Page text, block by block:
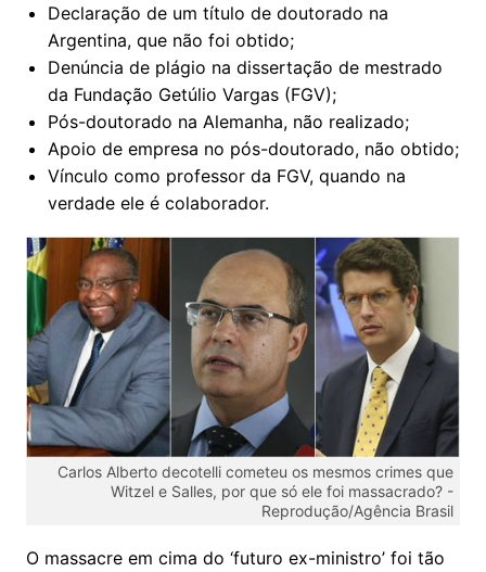
Declaração de um título de doutorado na
Argentina, que não foi obtido;
Denúncia de plágio na dissertação de mestrado
da Fundação Getúlio Vargas (FGV);
Pós-doutorado na Alemanha, não realizado;
Apoio de empresa no pós-doutorado, não obtido;
Vínculo como professor da FGV, quando na
verdade ele é colaborador.
Carlos Alberto decotelli cometeu os mesmos crimes que
Witzel e Salles, por que só ele foi massacrado? -
Reprodução/Agência Brasil
O massacre em cima do ‘futuro ex-ministro’ foi tão